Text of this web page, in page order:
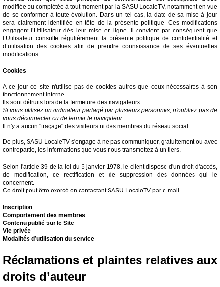
modifiée ou complétée à tout moment par la SASU LocaleTV, notamment en vue
de se conformer à toute évolution. Dans un tel cas, la date de sa mise à jour
sera clairement identifiée en tête de la présente politique. Ces modifications
engagent l’Utilisateur dès leur mise en ligne. Il convient par conséquent que
l’Utilisateur consulte régulièrement la présente politique de confidentialité et
d’utilisation des cookies afin de prendre connaissance de ses éventuelles
modifications.
Cookies
A ce jour ce site n'utilise pas de cookies autres que ceux nécessaires à son
fonctionnement interne.
Ils sont détruits lors de la fermeture des navigateurs.
Si vous utilisez un ordinateur partagé par plusieurs personnes, n'oubliez pas de
vous déconnecter ou de fermer le navigateur.
Il n'y a aucun "traçage" des visiteurs ni des membres du réseau social.
De plus, SASU LocaleTV s'engage à ne pas communiquer, gratuitement ou avec
contrepartie, les informations que vous nous transmettez à un tiers.
Selon l'article 39 de la loi du 6 janvier 1978, le client dispose d'un droit d'accès,
de modification, de rectification et de suppression des données qui le
concernent.
Ce droit peut être exercé en contactant SASU LocaleTV par e-mail.
Inscription
Comportement des membres
Contenu publié sur le Site
Vie privée
Modalités d’utilisation du service
Réclamations et plaintes relatives aux
droits d’auteur